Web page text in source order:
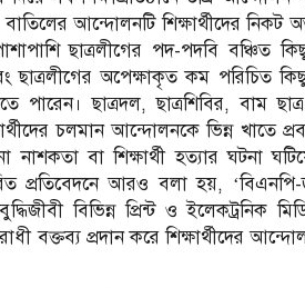
আন্দোলনটি শিক্ষার্থীদের নিকট
ছাত্রলীগের পদ-পদবি বঞ্চিত
অপেক্ষাকৃত কম পরিচিত কিছু
ছাত্রদল, ছাত্রশিবির, বাম
চলমান আন্দোলনকে ভিন্ন খাতে
নাশকতা বা শিক্ষার্থী হত্যার ঘটনা
প্রতিবেদনে আরও বলা হয়,
বিভিন্ন প্রিন্ট ও ইলেকট্রনিক
বক্তব্য প্রদান করে শিক্ষার্থীদের